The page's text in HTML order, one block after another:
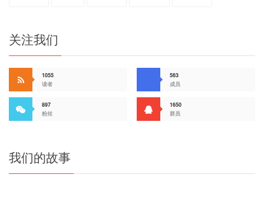
关注我们
1055
读者
563
成员
897
粉丝
1650
群员
我们的故事